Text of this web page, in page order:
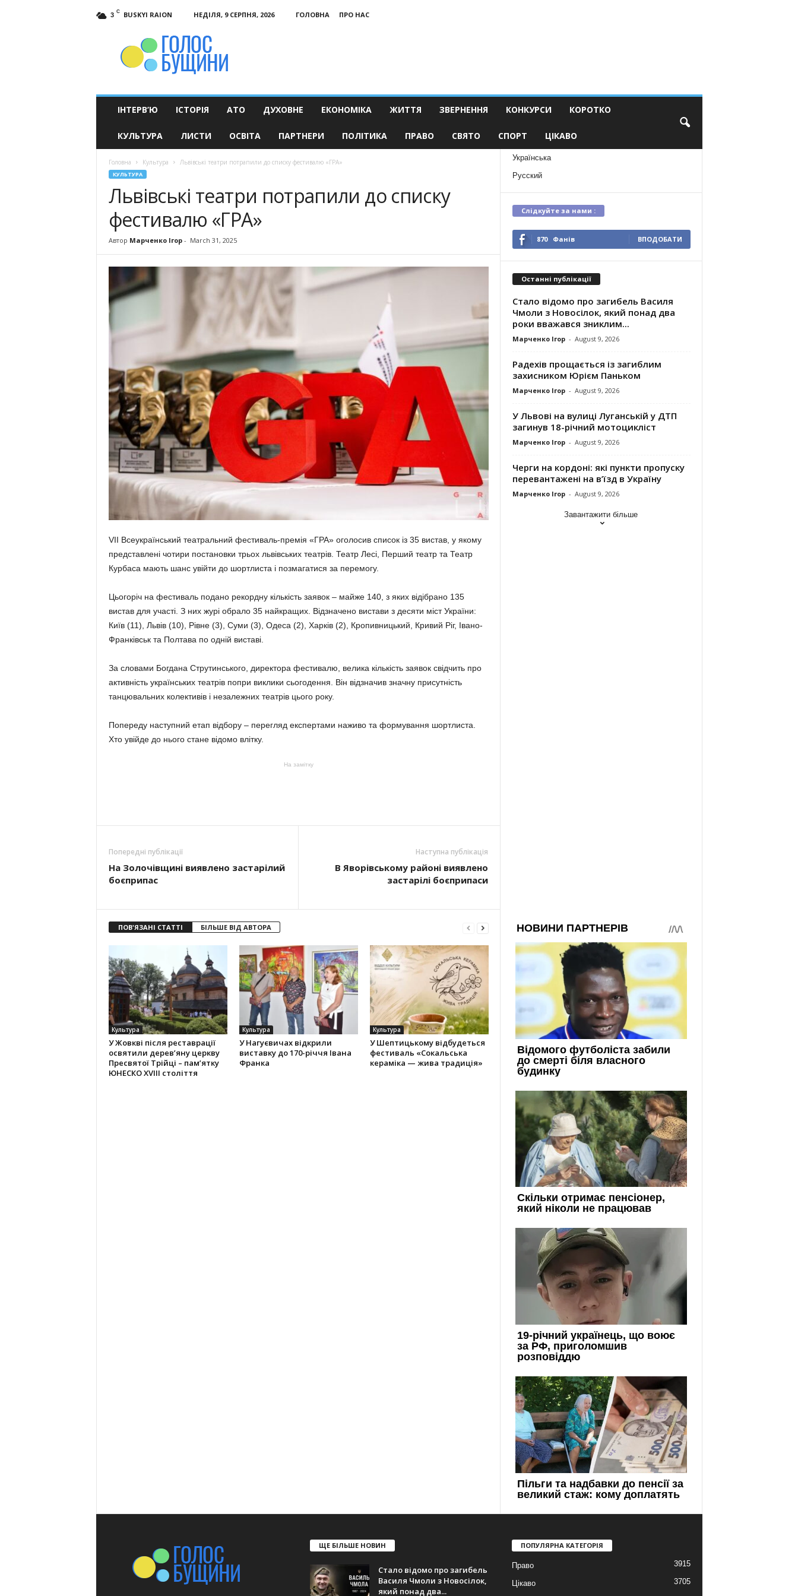
3 C BUSKYI RAION НЕДІЛЯ, 9 СЕРПНЯ, 2026 ГОЛОВНА
ПРО НАС
ІНТЕРВ’Ю ІСТОРІЯ АТО ДУХОВНЕ ЕКОНОМІКА ЖИТТЯ ЗВЕРНЕННЯ КОНКУРСИ КОРОТКО
КУЛЬТУРА ЛИСТИ ОСВІТА ПАРТНЕРИ ПОЛІТИКА ПРАВО СВЯТО СПОРТ ЦІКАВО
Головна Культура Львівські театри потрапили до списку фестивалю «ГРА»
КУЛЬТУРА
Львівські театри потрапили до списку
фестивалю «ГРА»
Автор Марченко Ігор- March 31, 2025
VII Всеукраїнський театральний фестиваль-премія «ГРА» оголосив список із 35 вистав, у якому
представлені чотири постановки трьох львівських театрів. Театр Лесі, Перший театр та Театр
Курбаса мають шанс увійти до шортлиста і позмагатися за перемогу.
Цьогоріч на фестиваль подано рекордну кількість заявок – майже 140, з яких відібрано 135
вистав для участі. З них журі обрало 35 найкращих. Відзначено вистави з десяти міст України:
Київ (11), Львів (10), Рівне (3), Суми (3), Одеса (2), Харків (2), Кропивницький, Кривий Ріг, Івано-
Франківськ та Полтава по одній виставі.
За словами Богдана Струтинського, директора фестивалю, велика кількість заявок свідчить про
активність українських театрів попри виклики сьогодення. Він відзначив значну присутність
танцювальних колективів і незалежних театрів цього року.
Попереду наступний етап відбору – перегляд експертами наживо та формування шортлиста.
Хто увійде до нього стане відомо влітку.
На замітку
Попередні публікації
На Золочівщині виявлено застарілий
боєприпас
Наступна публікація
В Яворівському районі виявлено
застарілі боєприпаси
ПОВ'ЯЗАНІ СТАТТІ БІЛЬШЕ ВІД АВТОРА
Культура
У Жовкві після реставрації
освятили дерев’яну церкву
Пресвятої Трійці – пам’ятку
ЮНЕСКО XVIII століття
Культура
У Нагуєвичах відкрили
виставку до 170-річчя Івана
Франка
Культура
У Шептицькому відбудеться
фестиваль «Сокальська
кераміка — жива традиція»
Українська
Русский
Слідкуйте за нами :
870 Фанів ВПОДОБАТИ
Останні публікації
Стало відомо про загибель Василя
Чмоли з Новосілок, який понад два
роки вважався зниклим...
Марченко Ігор - August 9, 2026
Радехів прощається із загиблим
захисником Юрієм Паньком
Марченко Ігор - August 9, 2026
У Львові на вулиці Луганській у ДТП
загинув 18-річний мотоцикліст
Марченко Ігор - August 9, 2026
Черги на кордоні: які пункти пропуску
перевантажені на в’їзд в Україну
Марченко Ігор - August 9, 2026
Завантажити більше
ЩЕ БІЛЬШЕ НОВИН
Стало відомо про загибель
Василя Чмоли з Новосілок,
який понад два...
ПОПУЛЯРНА КАТЕГОРІЯ
Право 3915
Цікаво
3705